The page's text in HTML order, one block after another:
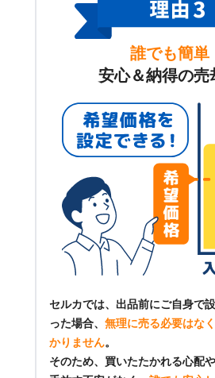
誰でも簡単
安心＆納得の売
セルカでは、出品前にご自身で
った場合、 無理に売る必要はな
かりません。
そのため、買いたたかれる心配